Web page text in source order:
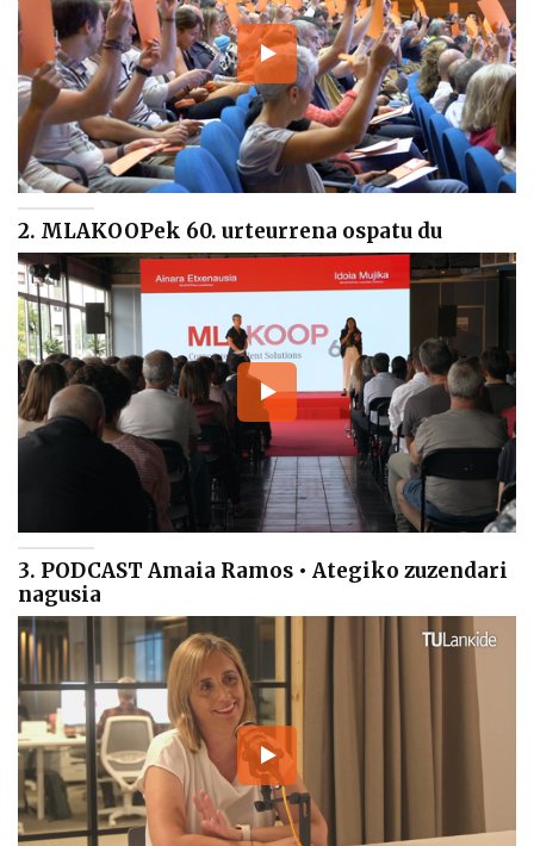
2. MLAKOOPek 60. urteurrena ospatu du
3. PODCAST Amaia Ramos • Ategiko zuzendari
nagusia